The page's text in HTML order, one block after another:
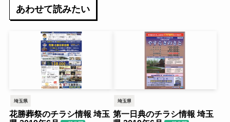
あわせて読みたい
埼玉県
花勝葬祭のチラシ情報 埼玉
埼玉県
第一日典のチラシ情報 埼玉